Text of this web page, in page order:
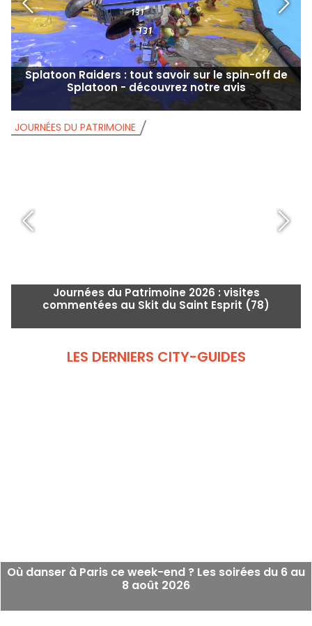
Splatoon Raiders : tout savoir sur le spin-off de
Splatoon - découvrez notre avis
Journées du Patrimoine 2026 : visites
commentées au Skit du Saint Esprit (78)
JOURNÉES DU PATRIMOINE
LES DERNIERS CITY-GUIDES
Où danser à Paris ce week-end ? Les soirées du 6 au
8 août 2026